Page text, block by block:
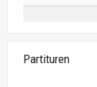
Partituren